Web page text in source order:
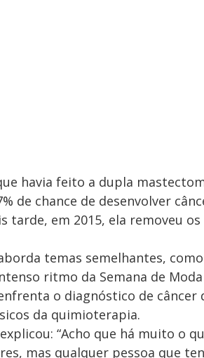
havia feito a dupla
de chance de desenvolver
tarde, em 2015, ela removeu
temas semelhantes,
ritmo da Semana de
o diagnóstico de
da quimioterapia.
“Acho que há muito o
mas qualquer pessoa que